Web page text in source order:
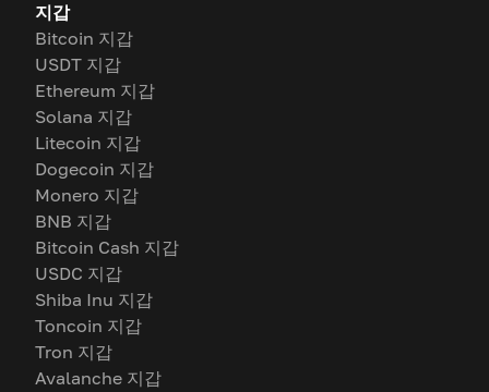
지갑
Bitcoin 지갑
USDT 지갑
Ethereum 지갑
Solana 지갑
Litecoin 지갑
Dogecoin 지갑
Monero 지갑
BNB 지갑
Bitcoin Cash 지갑
USDC 지갑
Shiba Inu 지갑
Toncoin 지갑
Tron 지갑
Avalanche 지갑